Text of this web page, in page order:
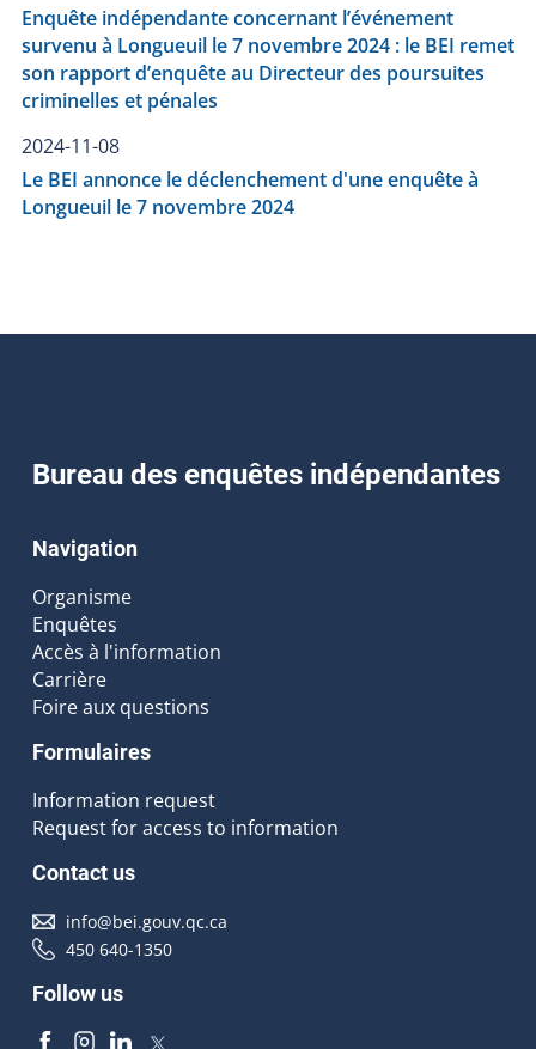
Enquête indépendante concernant l’événement
survenu à Longueuil le 7 novembre 2024 : le BEI remet
son rapport d’enquête au Directeur des poursuites
criminelles et pénales
2024-11-08
Le BEI annonce le déclenchement d'une enquête à
Longueuil le 7 novembre 2024
Bureau des enquêtes indépendantes
Navigation
Organisme
Enquêtes
Accès à l'information
Carrière
Foire aux questions
Formulaires
Information request
Request for access to information
Contact us
info@bei.gouv.qc.ca
450 640-1350
Follow us